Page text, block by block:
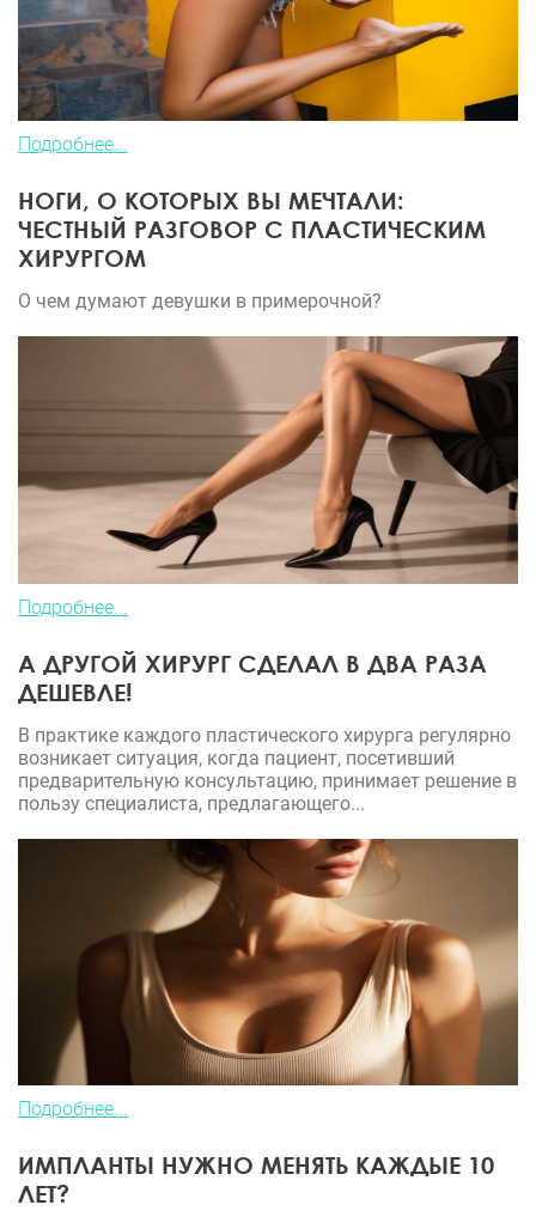
Подробнее...
НОГИ, О КОТОРЫХ ВЫ МЕЧТАЛИ:
ЧЕСТНЫЙ РАЗГОВОР С ПЛАСТИЧЕСКИМ
ХИРУРГОМ
О чем думают девушки в примерочной?
Подробнее...
А ДРУГОЙ ХИРУРГ СДЕЛАЛ В ДВА РАЗА
ДЕШЕВЛЕ!
В практике каждого пластического хирурга регулярно
возникает ситуация, когда пациент, посетивший
предварительную консультацию, принимает решение в
пользу специалиста, предлагающего...
Подробнее...
ИМПЛАНТЫ НУЖНО МЕНЯТЬ КАЖДЫЕ 10
ЛЕТ?